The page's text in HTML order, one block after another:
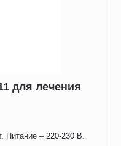
для лечения
Питание – 220-230 В.